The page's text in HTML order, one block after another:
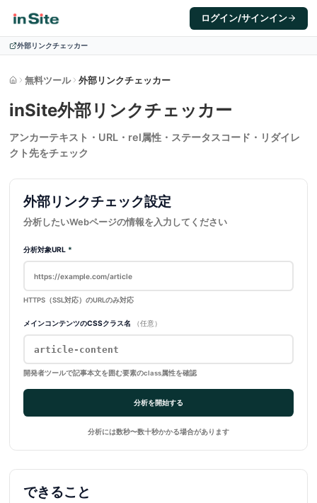
ログイン/サインイン
外部リンクチェッカー
ホーム
無料ツール 外部リンクチェッカー
inSite外部リンクチェッカー
アンカーテキスト・URL・rel属性・ステータスコード・リダイレ
クト先をチェック
外部リンクチェック設定
分析したいWebページの情報を入力してください
分析対象URL *
HTTPS（SSL対応）のURLのみ対応
メインコンテンツのCSSクラス名 （任意）
開発者ツールで記事本文を囲む要素のclass属性を確認
分析を開始する
分析には数秒〜数十秒かかる場合があります
できること